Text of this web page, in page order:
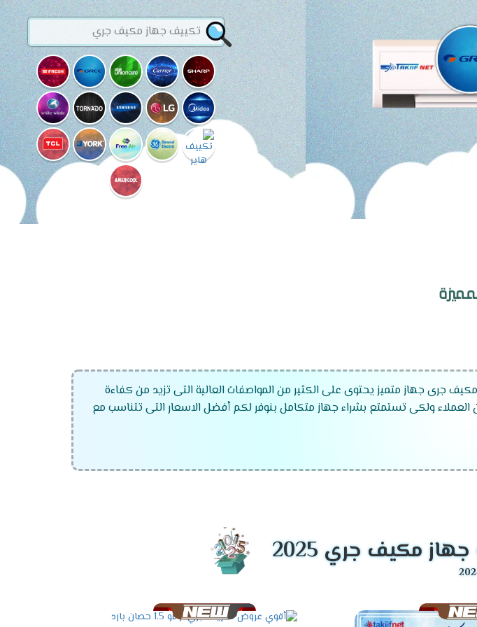
جرى جهاز متميز يحتوى على الكثير من المواصفات العالية التى تزيد من كفاءة
العملاء ولكى تستمتع بشراء جهاز متكامل بنوفر لكم أفضل الاسعار التى تتناسب مع
جرى2024
جرى2024
مكيف جري 2025